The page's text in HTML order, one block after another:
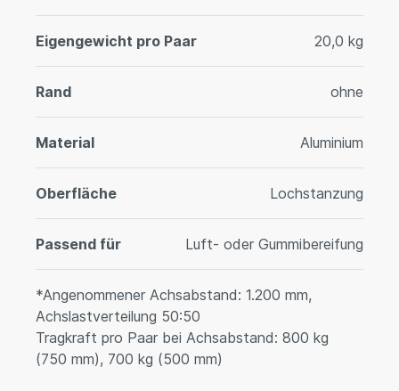
Eigengewicht pro Paar 20,0 kg
Rand ohne
Material Aluminium
Oberfläche Lochstanzung
Passend für Luft- oder Gummibereifung
*Angenommener Achsabstand: 1.200 mm,
Achslastverteilung 50:50
Tragkraft pro Paar bei Achsabstand: 800 kg
(750 mm), 700 kg (500 mm)